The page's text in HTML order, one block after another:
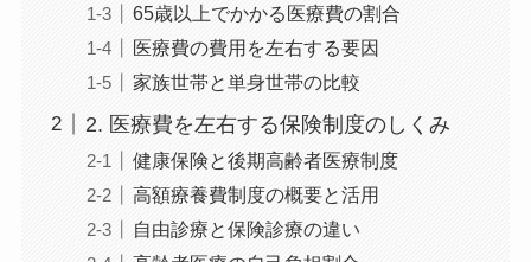
65歳以上でかかる医療費の割合
医療費の費用を左右する要因
家族世帯と単身世帯の比較
2. 医療費を左右する保険制度のしくみ
健康保険と後期高齢者医療制度
高額療養費制度の概要と活用
自由診療と保険診療の違い